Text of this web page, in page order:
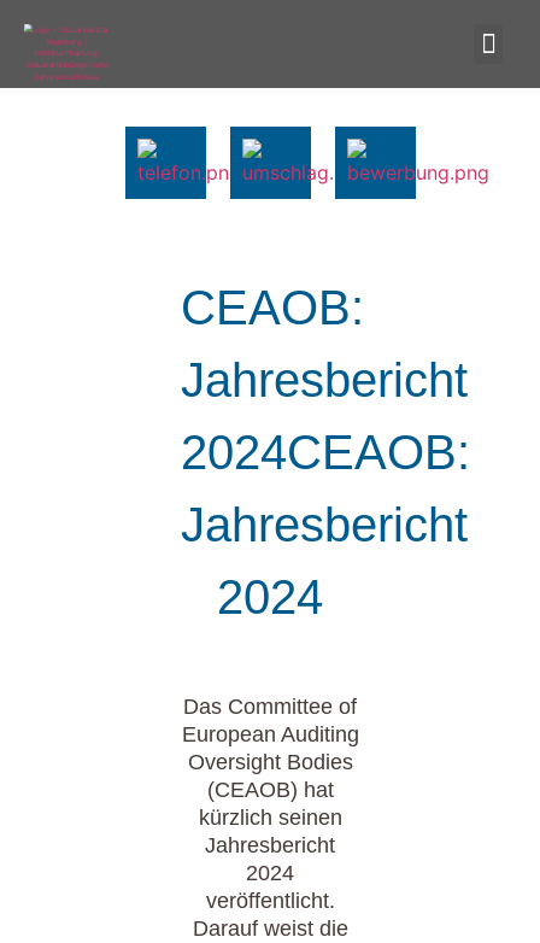
CEAOB:
Jahresbericht
2024CEAOB:
Jahresbericht
2024
Das Committee of
European Auditing
Oversight Bodies
(CEAOB) hat
kürzlich seinen
Jahresbericht
2024
veröffentlicht.
Darauf weist die